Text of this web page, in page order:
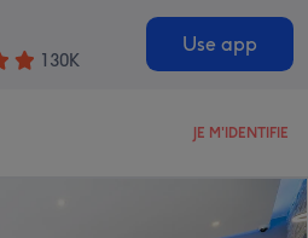
130K
Use app
JE M'IDENTIFIE